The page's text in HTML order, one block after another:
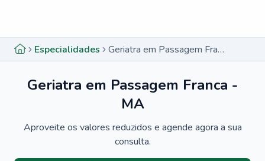
Especialidades Geriatra em Passagem Franca - MA
Geriatra em Passagem Franca -
MA
Aproveite os valores reduzidos e agende agora a sua
consulta.